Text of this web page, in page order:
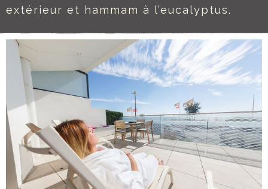
extérieur et hammam à l’eucalyptus.